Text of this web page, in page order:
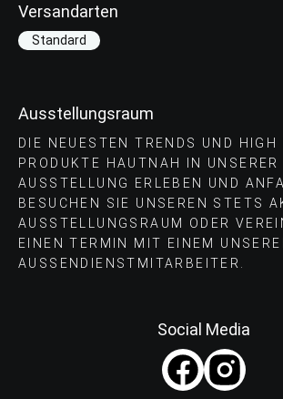
Versandarten
Standard
Ausstellungsraum
DIE NEUESTEN TRENDS UND HIGH
PRODUKTE HAUTNAH IN UNSERER
AUSSTELLUNG ERLEBEN UND
BESUCHEN SIE UNSEREN STETS
AUSSTELLUNGSRAUM ODER
EINEN TERMIN MIT EINEM
AUSSENDIENSTMITARBEITER.
Social Media